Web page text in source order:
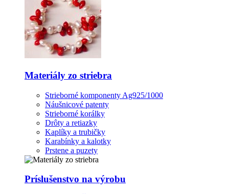
Materiály zo striebra
Strieborné komponenty Ag925/1000
Náušnicové patenty
Strieborné korálky
Drôty a retiazky
Kaplíky a trubičky
Karabínky a kalotky
Prstene a puzety
Príslušenstvo na výrobu